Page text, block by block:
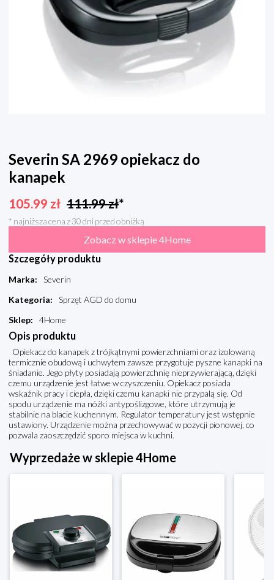
Severin SA 2969 opiekacz do
kanapek
105.99 zł 111.99zł*
* najniższa cena z 30 dni przed obniżką
Zobacz w sklepie 4Home
Szczegóły produktu
Marka:
Severin
Kategoria:
Sprzęt AGD do domu
Sklep: 4Home
Opis produktu
Opiekacz do kanapek z trójkątnymi powierzchniami oraz izolowaną
termicznie obudową i uchwytem zawsze przygotuje pyszne kanapki na
śniadanie. Jego płyty posiadają powierzchnię nieprzywierającą, dzięki
czemu urządzenie jest łatwe w czyszczeniu. Opiekacz posiada
wskaźnik pracy i ciepła, dzięki czemu kanapki nie przypalą się. Od
spodu urządzenie ma nóżki antypoślizgowe, które utrzymują je
stabilnie na blacie kuchennym. Regulator temperatury jest wstępnie
ustawiony. Urządzenie można przechowywać w pozycji pionowej, co
pozwala zaoszczędzić sporo miejsca w kuchni.
Wyprzedaże w sklepie 4Home